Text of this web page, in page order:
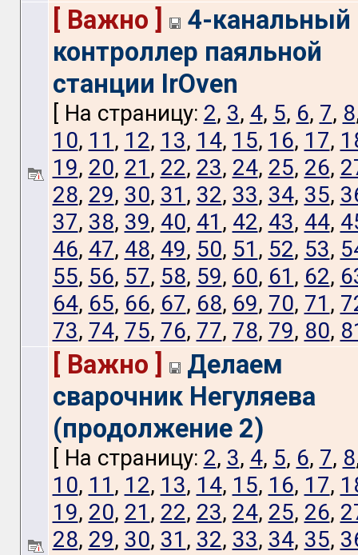
[ Важно ]
4-канальный
контроллер паяльной
станции IrOven
[ На страницу: 2, 3, 4, 5, 6, 7, 8
10, 11 , 12, 13, 14, 15, 16, 17,
19, 20, 21 , 22, 23, 24, 25, 26,
28, 29, 30, 31 , 32, 33, 34, 35,
37, 38, 39, 40, 41 , 42, 43, 44,
46, 47, 48, 49, 50, 51 , 52, 53,
55, 56, 57, 58, 59, 60, 61 , 62,
64, 65, 66, 67, 68, 69, 70, 71 ,
73, 74, 75, 76, 77, 78, 79, 80,
[ Важно ]
Делаем
сварочник Негуляева
(продолжение 2)
[ На страницу: 2, 3, 4, 5, 6, 7, 8
10, 11 , 12, 13, 14, 15, 16, 17,
19, 20, 21 , 22, 23, 24, 25, 26,
28, 29, 30, 31 , 32, 33, 34, 35,